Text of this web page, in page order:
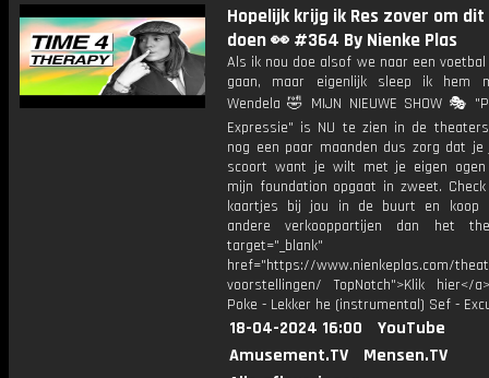
Hopelijk krijg ik Res zover om
doen 👀 #364 By Nienke Plas
Als ik nou doe alsof we naar een
gaan, maar eigenlijk sleep ik hem
Wendela 🤣 MIJN NIEUWE SHOW 🎭
Expressie" is NU te zien in de
nog een paar maanden dus zorg dat
scoort want je wilt met je eigen ogen
mijn foundation opgaat in zweet.
kaartjes bij jou in de buurt en koop
andere verkooppartijen dan het
target="_blank"
href="https://www.nienkeplas.com/
voorstellingen/ TopNotch">Klik hier</
Poke - Lekker he (instrumental) Sef -
18-04-2024 16:00
YouTube
Amusement.TV
Mensen.TV